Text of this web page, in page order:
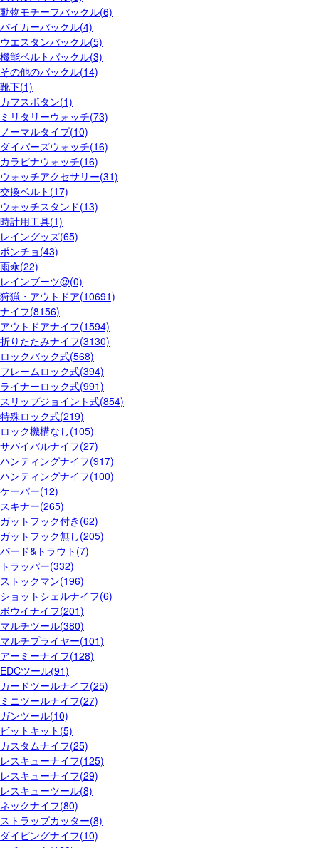
動物モチーフバックル(6)
バイカーバックル(4)
ウエスタンバックル(5)
機能ベルトバックル(3)
その他のバックル(14)
靴下(1)
カフスボタン(1)
ミリタリーウォッチ(73)
ノーマルタイプ(10)
ダイバーズウォッチ(16)
カラビナウォッチ(16)
ウォッチアクセサリー(31)
交換ベルト(17)
ウォッチスタンド(13)
時計用工具(1)
レイングッズ(65)
ポンチョ(43)
雨傘(22)
レインブーツ@(0)
狩猟・アウトドア(10691)
ナイフ(8156)
アウトドアナイフ(1594)
折りたたみナイフ(3130)
ロックバック式(568)
フレームロック式(394)
ライナーロック式(991)
スリップジョイント式(854)
特殊ロック式(219)
ロック機構なし(105)
サバイバルナイフ(27)
ハンティングナイフ(917)
ハンティングナイフ(100)
ケーパー(12)
スキナー(265)
ガットフック付き(62)
ガットフック無し(205)
バード&トラウト(7)
トラッパー(332)
ストックマン(196)
ショットシェルナイフ(6)
ボウイナイフ(201)
マルチツール(380)
マルチプライヤー(101)
アーミーナイフ(128)
EDCツール(91)
カードツールナイフ(25)
ミニツールナイフ(27)
ガンツール(10)
ビットキット(5)
カスタムナイフ(25)
レスキューナイフ(125)
レスキューナイフ(29)
レスキューツール(8)
ネックナイフ(80)
ストラップカッター(8)
ダイビングナイフ(10)